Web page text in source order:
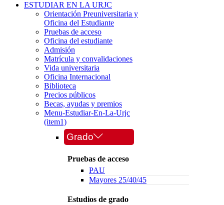
ESTUDIAR EN LA URJC
Orientación Preuniversitaria y
Oficina del Estudiante
Pruebas de acceso
Oficina del estudiante
Admisión
Matrícula y convalidaciones
Vida universitaria
Oficina Internacional
Biblioteca
Precios públicos
Becas, ayudas y premios
Menu-Estudiar-En-La-Urjc
(item1)
Grado
Pruebas de acceso
PAU
Mayores 25/40/45
Estudios de grado